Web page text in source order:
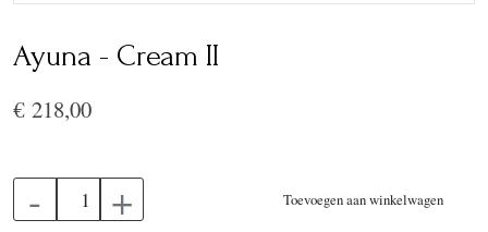
Ayuna - Cream II
€ 218,00
- + Toevoegen aan winkelwagen